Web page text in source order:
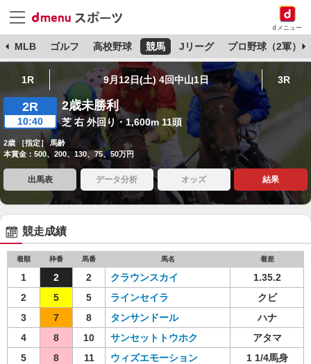
dメニュー
MLB ゴルフ 高校野球 競馬 Jリーグ プロ野球（2軍）
1R 9月12日(土) 4回中山1日 3R
2R
10:40
2歳未勝利
芝 右 外回り・1,600m 11頭
2歳 ［指定］ 馬齢
本賞金：500、200、130、75、50万円
出馬表 データ分析 オッズ 結果
競走成績
着順 枠番 馬番 馬名 着差
1 2 2 クラウンスカイ
1.35.2
2
5 5 ラインセイラ
クビ
3
7 8 タンサンドール
ハナ
4
8 10 サンセットトウホク
アタマ
5
8 11 ウィズエモーション
1 1/4馬身